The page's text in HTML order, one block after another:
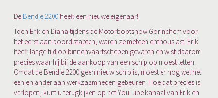
De Bendie 2200 heeft een nieuwe eigenaar!
Toen Erik en Diana tijdens de Motorbootshow Gorinchem voor
het eerst aan boord stapten, waren ze meteen enthousiast. Erik
heeft lange tijd op binnenvaartschepen gevaren en wist daarom
precies waar hij bij de aankoop van een schip op moest letten.
Omdat de Bendie 2200 geen nieuw schip is, moest er nog wel het
een en ander aan werkzaamheden gebeuren. Hoe dat precies is
verlopen, kunt u terugkijken op het YouTube kanaal van Erik en